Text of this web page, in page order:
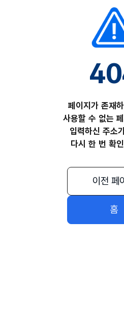
안
전
보
건
공
단
페이지가 존재
사용할 수 없는
입력하신 주소
다시 한 번 확
이전 페
홈